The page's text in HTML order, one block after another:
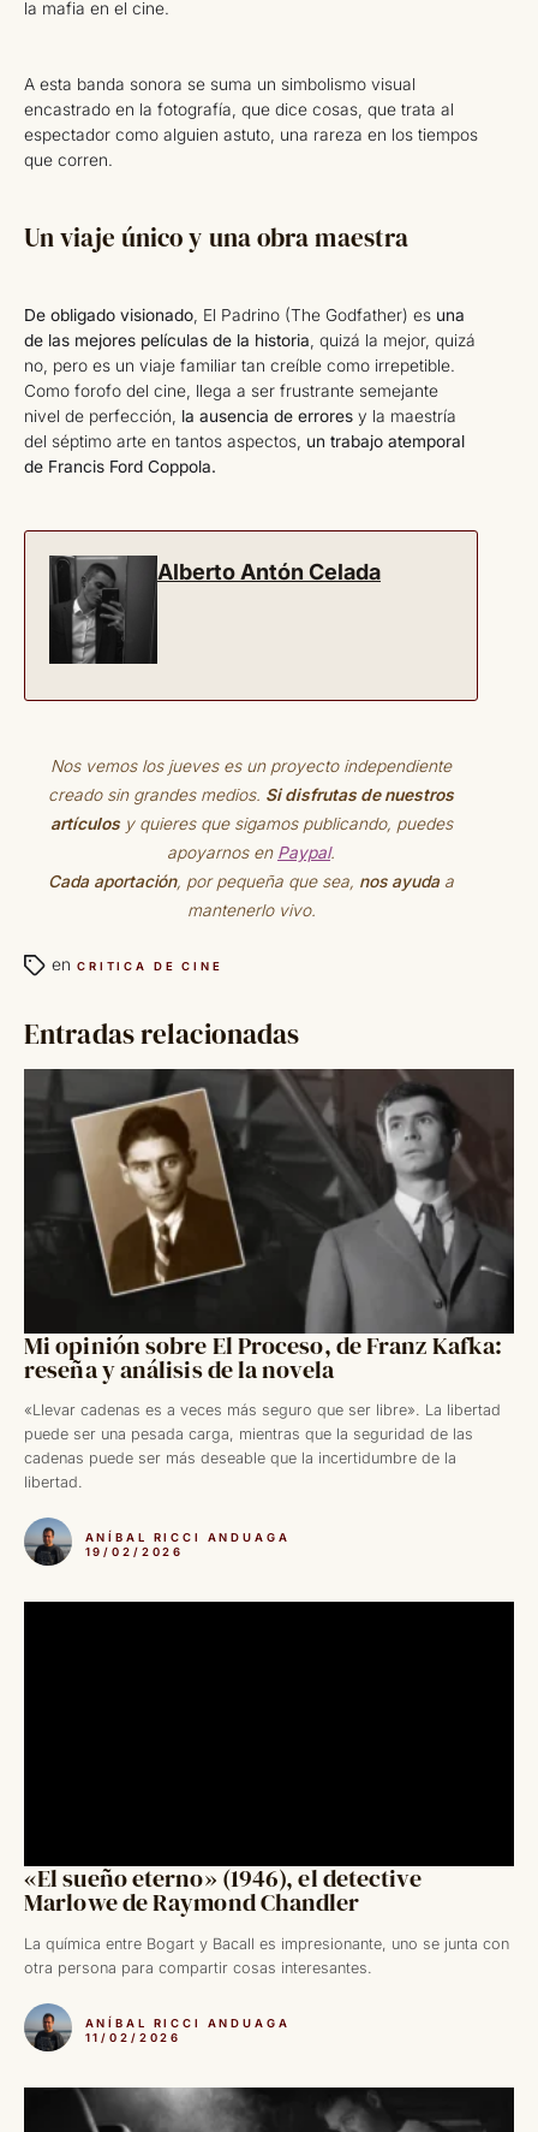
la mafia en el cine.
A esta banda sonora se suma un simbolismo visual
encastrado en la fotografía, que dice cosas, que trata al
espectador como alguien astuto, una rareza en los tiempos
que corren.
Un viaje único y una obra maestra
De obligado visionado, El Padrino (The Godfather) es una
de las mejores películas de la historia, quizá la mejor, quizá
no, pero es un viaje familiar tan creíble como irrepetible.
Como forofo del cine, llega a ser frustrante semejante
nivel de perfección, la ausencia de errores y la maestría
del séptimo arte en tantos aspectos, un trabajo atemporal
de Francis Ford Coppola.
Alberto Antón Celada
Nos vemos los jueves es un proyecto independiente
creado sin grandes medios. Si disfrutas de nuestros
artículosy quieres que sigamos publicando, puedes
apoyarnos en Paypal.
Cada aportación, por pequeña que sea, nos ayudaa
mantenerlo vivo.
en CRITICA DE CINE
Entradas relacionadas
Mi opinión sobre El Proceso, de Franz Kafka:
reseña y análisis de la novela
«Llevar cadenas es a veces más seguro que ser libre». La libertad
puede ser una pesada carga, mientras que la seguridad de las
cadenas puede ser más deseable que la incertidumbre de la
libertad.
ANÍBAL RICCI ANDUAGA
19/02/2026
«El sueño eterno» (1946), el detective
Marlowe de Raymond Chandler
La química entre Bogart y Bacall es impresionante, uno se junta con
otra persona para compartir cosas interesantes.
ANÍBAL RICCI ANDUAGA
11/02/2026